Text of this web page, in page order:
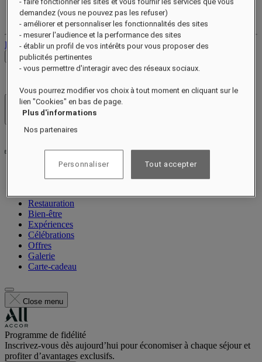
Votre compte fidélité
Vos réservations
Déconnexion
Voir les tarifs
Hôtels et resorts
Ouvrir le menu
À propos
Restauration
Bien-être
Expériences
Célébrations
Offres
Galerie
Carte-cadeau
Close menu
Programme de fidélité
Inscrivez-vous dès aujourd’hui pour économiser à chaque séjour et
profiter d’avantages exclusifs.
- faire fonctionner les sites et vous fournir les services que vous
demandez (vous ne pouvez pas les refuser)
- améliorer et personnaliser les fonctionnalités des sites
- mesurer l'audience et la performance des sites
- établir un profil de vos intérêts pour vous proposer des
publicités pertinentes
- vous permettre d'interagir avec des réseaux sociaux.
Vous pourrez modifier vos choix à tout moment en cliquant sur le
lien "Cookies" en bas de page.
Plus d'informations
Nos partenaires
Personnaliser Tout accepter